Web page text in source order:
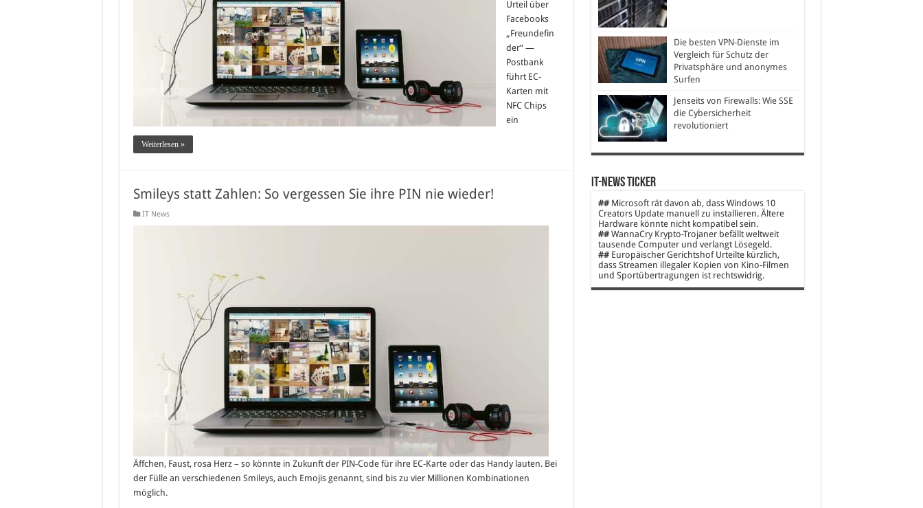
Urteil über
Facebooks
„Freundefin
der“ —
Postbank
führt EC-
Karten mit
NFC Chips
ein
Weiterlesen »
Smileys statt Zahlen: So vergessen Sie ihre PIN nie wieder!
IT News
Äffchen, Faust, rosa Herz – so könnte in Zukunft der PIN-Code für ihre EC-Karte oder das Handy lauten. Bei
der Fülle an verschiedenen Smileys, auch Emojis genannt, sind bis zu vier Millionen Kombinationen
möglich.
Die besten VPN-Dienste im
Vergleich für Schutz der
Privatsphäre und anonymes
Surfen
Jenseits von Firewalls: Wie SSE
die Cybersicherheit
revolutioniert
IT-News Ticker
##Microsoft rät davon ab, dass Windows 10
Creators Update manuell zu installieren. Ältere
Hardware könnte nicht kompatibel sein.
##WannaCry Krypto-Trojaner befällt weltweit
tausende Computer und verlangt Lösegeld.
##Europäischer Gerichtshof Urteilte kürzlich,
dass Streamen illegaler Kopien von Kino-Filmen
und Sportübertragungen ist rechtswidrig.